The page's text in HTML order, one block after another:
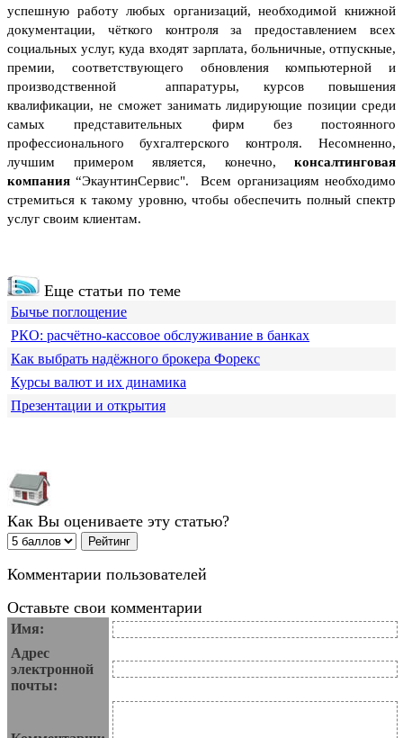
успешную работу любых организаций, необходимой книжной
документации, чёткого контроля за предоставлением всех
социальных услуг, куда входят зарплата, больничные, отпускные,
премии, соответствующего обновления компьютерной и
производственной аппаратуры, курсов повышения
квалификации, не сможет занимать лидирующие позиции среди
самых представительных фирм без постоянного
профессионального бухгалтерского контроля.
Несомненно,
лучшим примером является, конечно, консалтинговая
компания “ЭкаунтинСервис". Всем организациям необходимо
стремиться к такому уровню, чтобы обеспечить полный спектр
услуг своим клиентам.
Еще статьи по теме
Бычье поглощение
РКО: расчётно-кассовое обслуживание в банках
Как выбрать надёжного брокера Форекс
Курсы валют и их динамика
Презентации и открытия
Как Вы оцениваете эту статью?
Комментарии пользователей
Оставьте свои комментарии
Имя:
Адрес
электронной
почты: